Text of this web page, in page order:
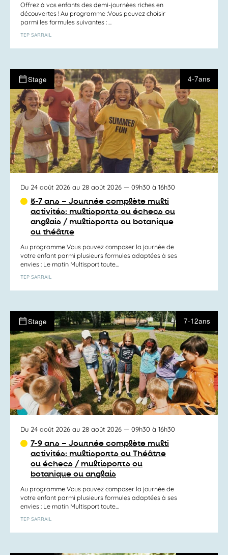
Offrez à vos enfants des demi-journées riches en
découvertes ! Au programme :Vous pouvez choisir
parmi les formules suivantes : ...
TEP SARRAIL
Stage 4-7ans
Du 24 août 2026 au 28 août 2026 — 09h30 à 16h30
5-7 ans – Journée complète multi
activités: multisports ou échecs ou
anglais / multisports ou botanique
ou théâtre
Au programme Vous pouvez composer la journée de
votre enfant parmi plusieurs formules adaptées à ses
envies : Le matin Multisport toute...
TEP SARRAIL
Stage 7-12ans
Du 24 août 2026 au 28 août 2026 — 09h30 à 16h30
7-9 ans – Journée complète multi
activités: multisports ou Théâtre
ou échecs / multisports ou
botanique ou anglais
Au programme Vous pouvez composer la journée de
votre enfant parmi plusieurs formules adaptées à ses
envies : Le matin Multisport toute...
TEP SARRAIL